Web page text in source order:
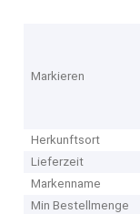
Markieren
Herkunftsort
Lieferzeit
Markenname
Min Bestellmenge